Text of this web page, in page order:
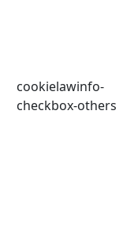
cookielawinfo-
checkbox-others